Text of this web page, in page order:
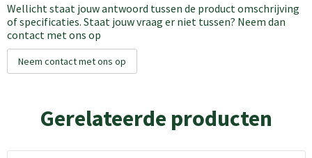
Wellicht staat jouw antwoord tussen de product omschrijving
of specificaties. Staat jouw vraag er niet tussen? Neem dan
contact met ons op
Neem contact met ons op
Gerelateerde producten